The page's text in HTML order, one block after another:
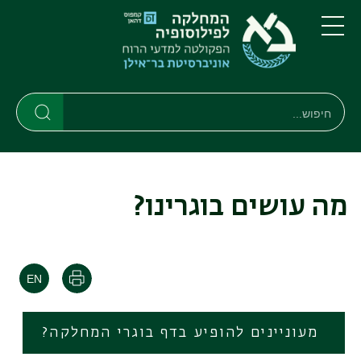
דילוג
לתוכן
העיקרי
דילוג
לתפריט
ניווט
ראשי
תפריט
חיפוש
חיפוש
מה עושים בוגרינו?
הדפסה
מעוניינים להופיע בדף בוגרי המחלקה?